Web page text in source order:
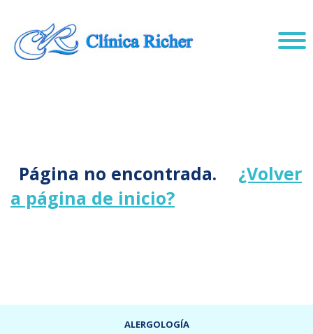
Página no encontrada.
¿Volver
a página de inicio?
ALERGOLOGÍA